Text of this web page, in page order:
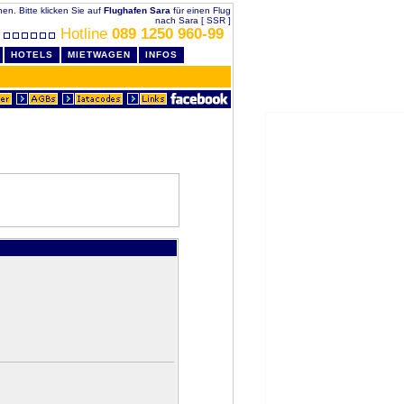
Bitte klicken Sie auf Flughafen Sara für einen Flug
nach Sara [ SSR ]
Hotline 089 1250 960-99
HOTELS MIETWAGEN INFOS